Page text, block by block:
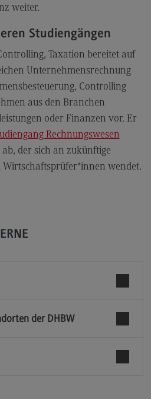
Business
Business
und
und
in der Sozialen Arbeit
weiter.
Studiengängen
Taxation bereitet auf
Unternehmensrechnung
Controlling
aus den Branchen
oder Finanzen vor. Er
Rechnungswesen
ab, der sich an zukünftige
wendet.
der DHBW